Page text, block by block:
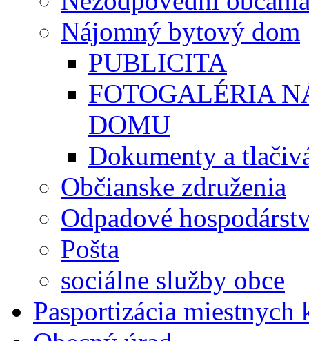
Nájomný bytový dom
PUBLICITA
FOTOGALÉRIA
DOMU
Dokumenty a
Občianske združenia
Odpadové
Pošta
sociálne služby obce
Pasportizácia